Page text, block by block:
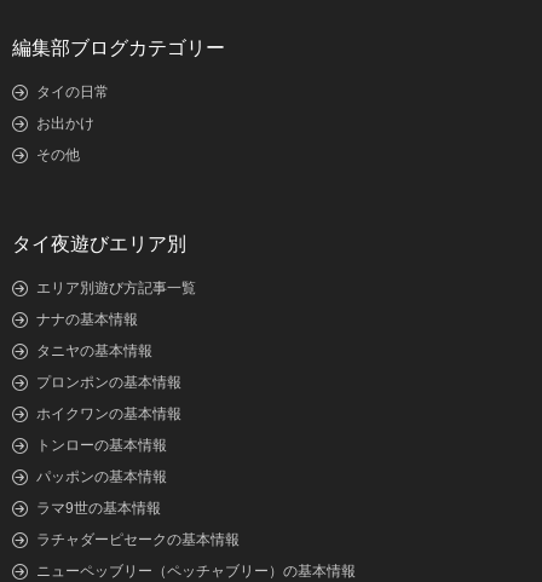
編集部ブログカテゴリー
タイの日常
お出かけ
その他
タイ夜遊びエリア別
エリア別遊び方記事一覧
ナナの基本情報
タニヤの基本情報
プロンポンの基本情報
ホイクワンの基本情報
トンローの基本情報
パッポンの基本情報
ラマ9世の基本情報
ラチャダーピセークの基本情報
ニューペッブリー（ペッチャブリー）の基本情報